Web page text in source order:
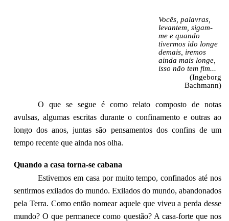
Vocês, palavras,
levantem, sigam-
me e quando
tivermos ido longe
demais, iremos
ainda mais longe,
isso não tem fim...
(Ingeborg
Bachmann)
O que se segue é como relato composto de notas
avulsas, algumas escritas durante o confinamento e outras ao
longo dos anos, juntas são pensamentos dos confins de um
tempo recente que ainda nos olha.
Quando a casa torna-se cabana
Estivemos em casa por muito tempo, confinados até nos
sentirmos exilados do mundo. Exilados do mundo, abandonados
pela Terra. Como então nomear aquele que viveu a perda desse
mundo? O que permanece como questão? A casa-forte que nos